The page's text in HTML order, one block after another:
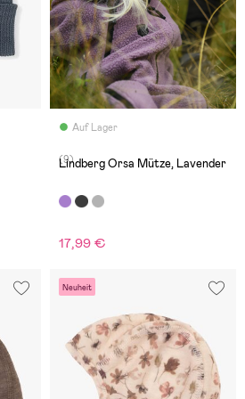
Auf Lager
(9)
Lindberg Orsa Mütze, Lavender
17,99 €
Neuheit